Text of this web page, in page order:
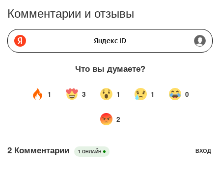
Комментарии и отзывы